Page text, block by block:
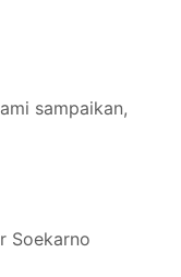
sampaikan,
Soekarno